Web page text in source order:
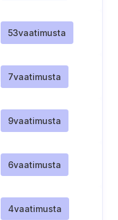
53vaatimusta
7vaatimusta
9vaatimusta
6vaatimusta
4vaatimusta